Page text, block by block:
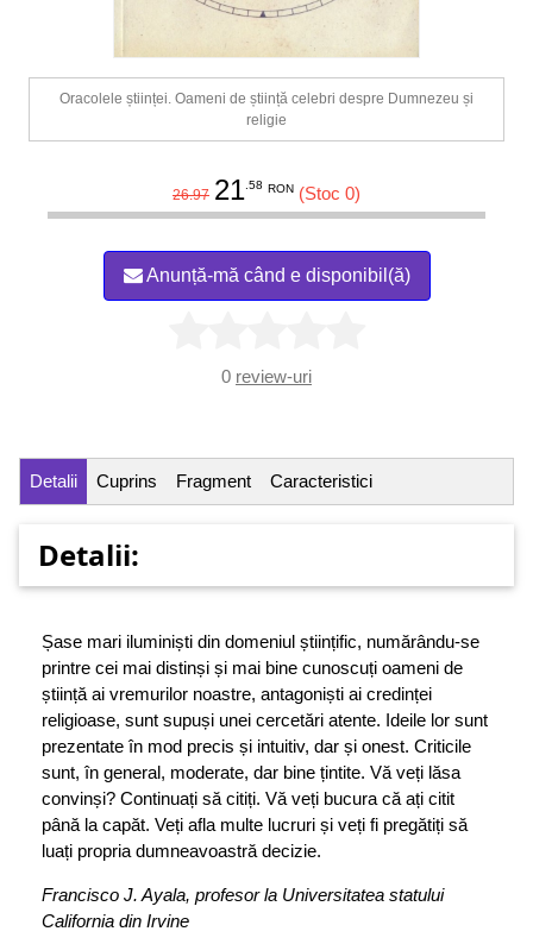
Oracolele științei. Oameni de știință celebri despre Dumnezeu și
religie
26.97 21.58 RON (Stoc 0)
Anunță-mă când e disponibil(ă)
0 review-uri
Detalii Cuprins Fragment Caracteristici
Detalii:
Șase mari iluminiști din domeniul științific, numărându-se
printre cei mai distinși și mai bine cunoscuți oameni de
știință ai vremurilor noastre, antagoniști ai credinței
religioase, sunt supuși unei cercetări atente. Ideile lor sunt
prezentate în mod precis și intuitiv, dar și onest. Criticile
sunt, în general, moderate, dar bine țintite. Vă veți lăsa
convinși? Continuați să citiți. Vă veți bucura că ați citit
până la capăt. Veți afla multe lucruri și veți fi pregătiți să
luați propria dumneavoastră decizie.
Francisco J. Ayala, profesor la Universitatea statului
California din Irvine